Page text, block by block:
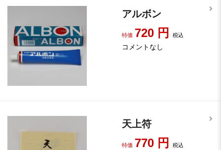
アルボン
特価 720 円 税込
コメントなし
天上符
特価 770 円 税込